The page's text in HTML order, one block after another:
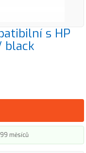
s HP
black
měsíců